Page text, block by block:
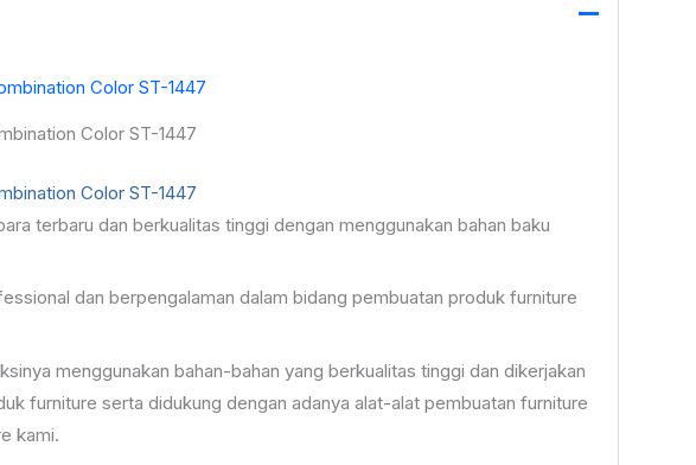
Color ST-1447
Color ST-1447
terbaru dan berkualitas tinggi dengan menggunakan bahan baku
dan berpengalaman dalam bidang pembuatan produk furniture
menggunakan bahan-bahan yang berkualitas tinggi dan dikerjakan
furniture serta didukung dengan adanya alat-alat pembuatan furniture
kami.